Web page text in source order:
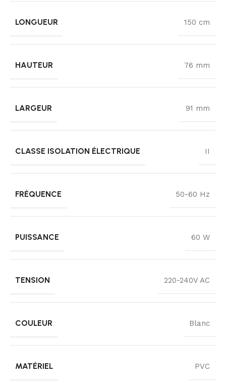
LONGUEUR 150 cm
HAUTEUR 76 mm
LARGEUR 91 mm
CLASSE ISOLATION ÉLECTRIQUE II
FRÉQUENCE 50-60 Hz
PUISSANCE 60 W
TENSION 220-240V AC
COULEUR Blanc
MATÉRIEL PVC